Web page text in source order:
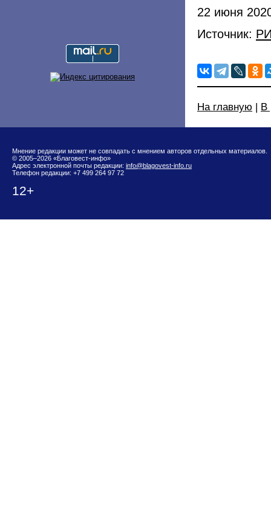
22 июня
Источник:
На главную | В
Мнение редакции может не совпадать с мнением авторов отдельных материалов.
© 2005–2026 «Благовест-инфо»
Адрес электронной почты редакции: info@blagovest-info.ru
Телефон редакции: +7 499 264 97 72
12+